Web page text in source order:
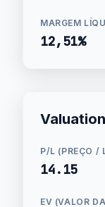
MARGEM
12,51%
P/L (PREÇO /
14.15
EV (VALOR